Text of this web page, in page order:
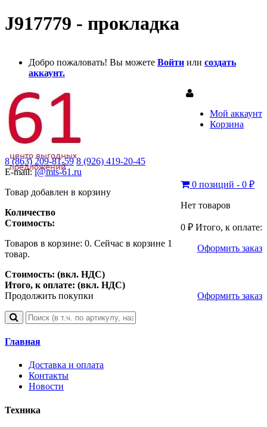
J917779 - прокладка
Добро пожаловать! Вы можете Войти или создать
аккаунт.
Мой аккаунт
Корзина
8 (863) 209-81-59 8 (926) 419-20-45
E-mail:i@mts-61.ru
0 позиций - 0 ₽
Нет товаров
0 ₽ Итого, к оплате:
Оформить заказ
Товар добавлен в корзину
Количество
Стоимость:
Товаров в корзине: 0. Сейчас в корзине 1
товар.
Стоимость: (вкл. НДС)
Итого, к оплате: (вкл. НДС)
Продолжить покупки
Оформить заказ
Главная
Доставка и оплата
Контакты
Новости
Техника